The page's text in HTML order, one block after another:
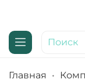
Главная